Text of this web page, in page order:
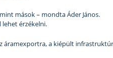
mások – mondta Áder János.
lehet érzékelni.
áramexportra, a kiépült